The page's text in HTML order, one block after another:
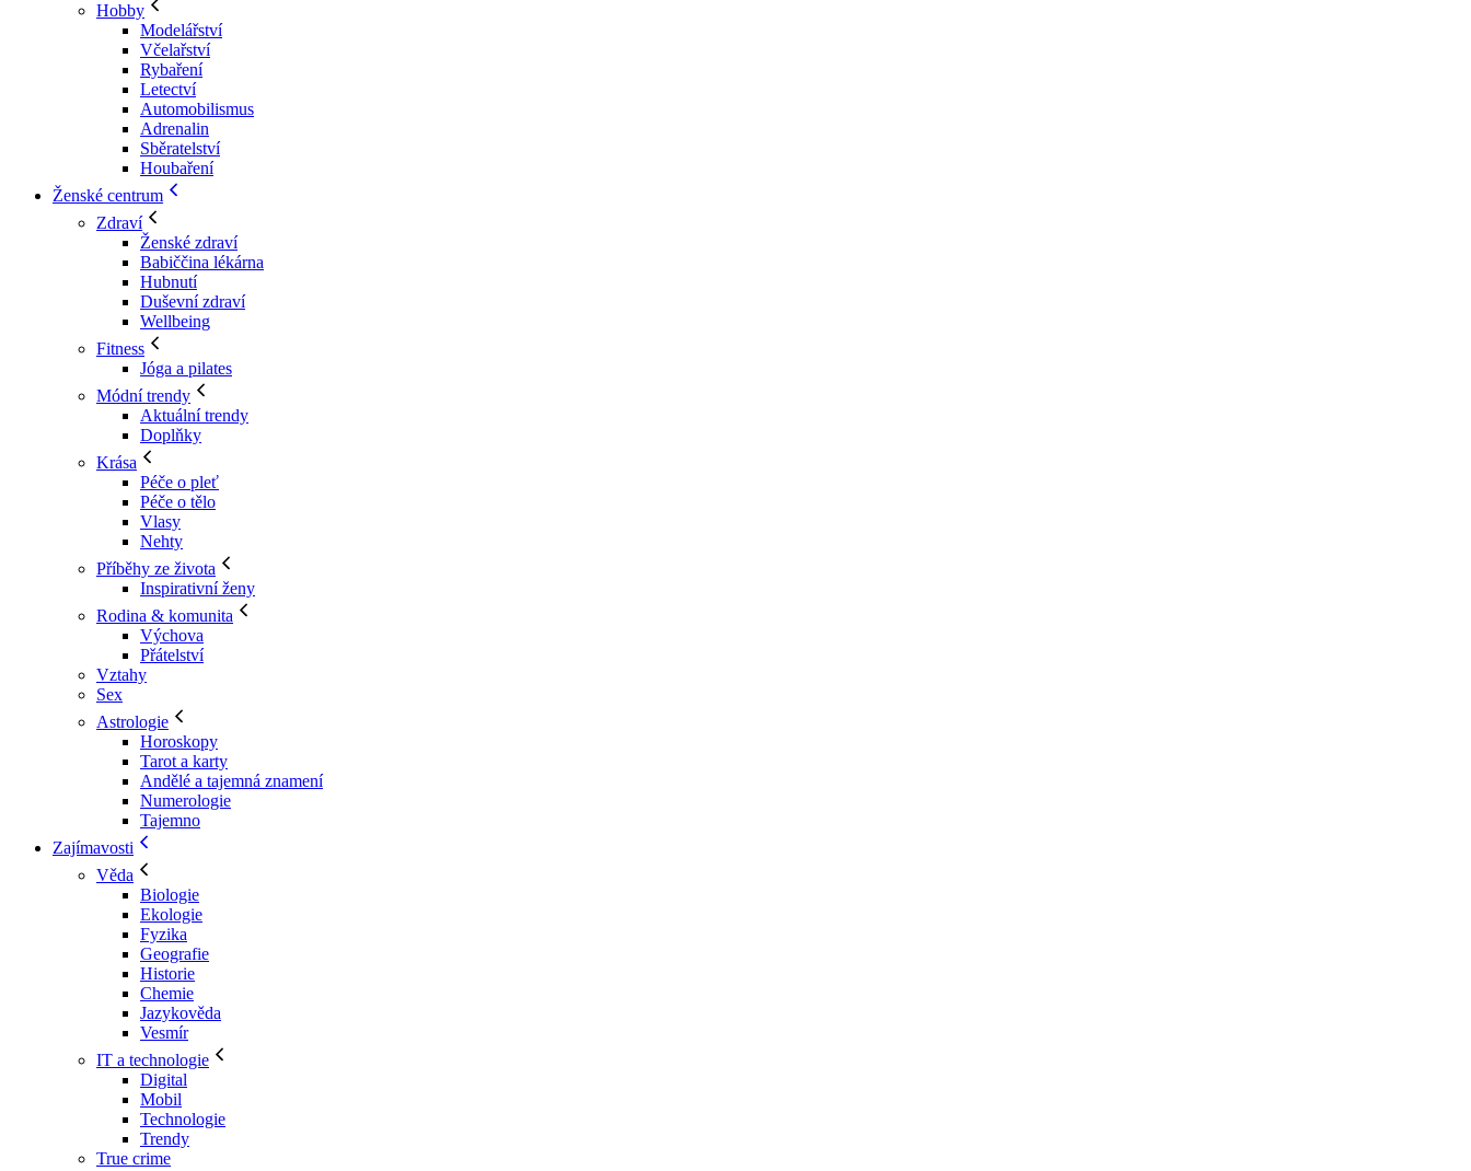
Hobby
Modelářství
Včelařství
Rybaření
Letectví
Automobilismus
Adrenalin
Sběratelství
Houbaření
Ženské centrum
Zdraví
Ženské zdraví
Babiččina lékárna
Hubnutí
Duševní zdraví
Wellbeing
Fitness
Jóga a pilates
Módní trendy
Aktuální trendy
Doplňky
Krása
Péče o pleť
Péče o tělo
Vlasy
Nehty
Příběhy ze života
Inspirativní ženy
Rodina & komunita
Výchova
Přátelství
Vztahy
Sex
Astrologie
Horoskopy
Tarot a karty
Andělé a tajemná znamení
Numerologie
Tajemno
Zajímavosti
Věda
Biologie
Ekologie
Fyzika
Geografie
Historie
Chemie
Jazykověda
Vesmír
IT a technologie
Digital
Mobil
Technologie
Trendy
True crime